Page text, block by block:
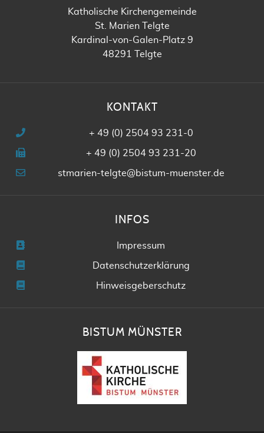
Katholische Kirchengemeinde
St. Marien Telgte
Kardinal-von-Galen-Platz 9
48291 Telgte
KONTAKT
+ 49 (0) 2504 93 231-0
+ 49 (0) 2504 93 231-20
stmarien-telgte@bistum-muenster.de
INFOS
Impressum
Datenschutzerklärung
Hinweisgeberschutz
BISTUM MÜNSTER